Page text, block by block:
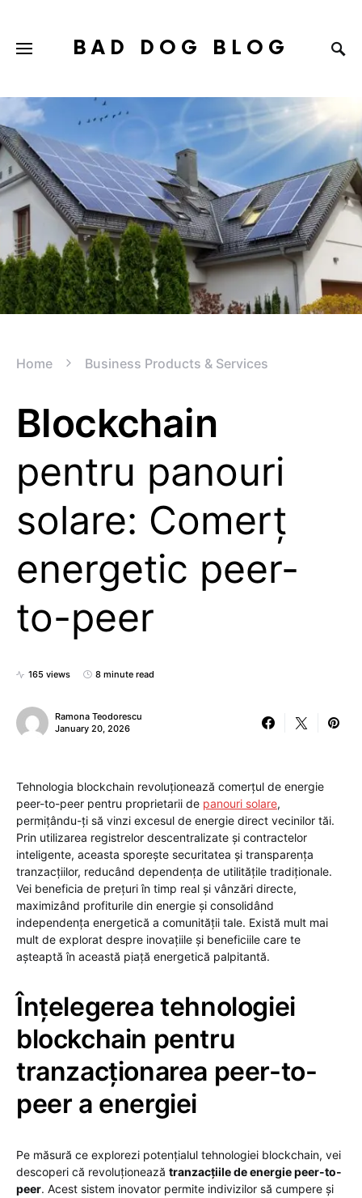
BAD DOG BLOG
Home Business Products & Services
Blockchain
pentru panouri
solare: Comerț
energetic peer-
to-peer
165 views 8 minute read
Ramona Teodorescu
January 20, 2026
Tehnologia blockchain revoluționează comerțul de energie
peer-to-peer pentru proprietarii de panouri solare,
permițându-ți să vinzi excesul de energie direct vecinilor tăi.
Prin utilizarea registrelor descentralizate și contractelor
inteligente, aceasta sporește securitatea și transparența
tranzacțiilor, reducând dependența de utilitățile tradiționale.
Vei beneficia de prețuri în timp real și vânzări directe,
maximizând profiturile din energie și consolidând
independența energetică a comunității tale. Există mult mai
mult de explorat despre inovațiile și beneficiile care te
așteaptă în această piață energetică palpitantă.
Înțelegerea tehnologiei
blockchain pentru
tranzacționarea peer-to-
peer a energiei
Pe măsură ce explorezi potențialul tehnologiei blockchain, vei
descoperi că revoluționează tranzacțiile de energie peer-to-
peer. Acest sistem inovator permite indivizilor să cumpere și